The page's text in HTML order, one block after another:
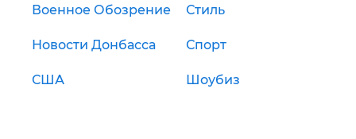
Военное Обозрение Стиль
Новости Донбасса Спорт
США Шоубиз